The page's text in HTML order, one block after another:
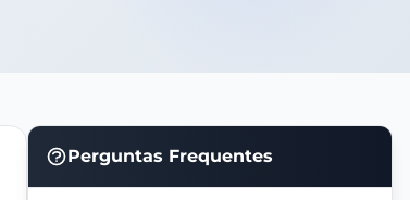
Perguntas Frequentes